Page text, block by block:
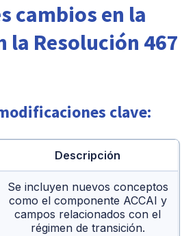
cambios en la
la Resolución 467
clave:
Descripción
Se incluyen nuevos conceptos
como el componente ACCAI y
campos relacionados con el
régimen de transición.